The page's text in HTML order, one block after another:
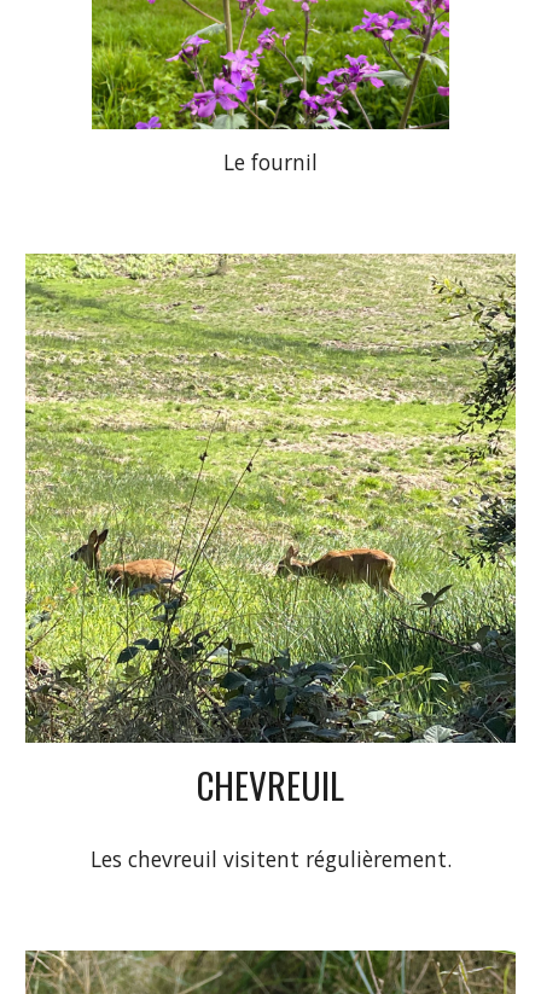
Le fournil
CHEVREUIL
Les chevreuil visitent régulièrement.